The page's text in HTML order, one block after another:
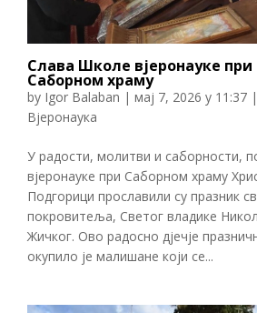
Слава Школе вјеронауке
Саборном храму
by Igor Balaban | мај 7, 2026 у 11:37 |
Вјеронаука
У радости, молитви и саборности,
вјеронауке при Саборном храму
Подгорици прославили су празник
покровитеља, Светог владике
Жичког. Ово радосно дјечје
окупило је малишане који се...